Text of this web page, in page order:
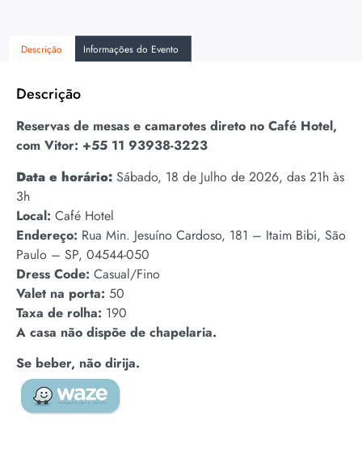
Descrição Informações do Evento
Descrição
Reservas de mesas e camarotes direto no Café Hotel,
com Vitor: +55 11 93938-3223
Data e horário: Sábado, 18 de Julho de 2026, das 21h às
3h
Local: Café Hotel
Endereço: Rua Min. Jesuíno Cardoso, 181 – Itaim Bibi, São
Paulo – SP, 04544-050
Dress Code: Casual/Fino
Valet na porta: 50
Taxa de rolha: 190
A casa não dispõe de chapelaria.
Se beber, não dirija.